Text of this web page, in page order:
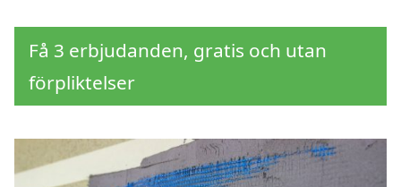
Få 3 erbjudanden, gratis och utan
förpliktelser